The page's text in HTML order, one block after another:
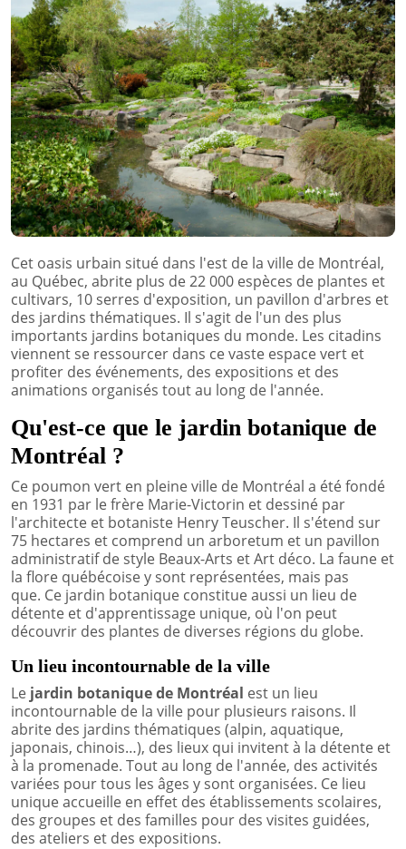
Cet oasis urbain situé dans l'est de la ville de Montréal,
au Québec, abrite plus de 22 000 espèces de plantes et
cultivars, 10 serres d'exposition, un pavillon d'arbres et
des jardins thématiques. Il s'agit de l'un des plus
importants jardins botaniques du monde. Les citadins
viennent se ressourcer dans ce vaste espace vert et
profiter des événements, des expositions et des
animations organisés tout au long de l'année.
Qu'est-ce que le jardin botanique de
Montréal ?
Ce poumon vert en pleine ville de Montréal a été fondé
en 1931 par le frère Marie-Victorin et dessiné par
l'architecte et botaniste Henry Teuscher. Il s'étend sur
75 hectares et comprend un arboretum et un pavillon
administratif de style Beaux-Arts et Art déco. La faune et
la flore québécoise y sont représentées, mais pas
que. Ce jardin botanique constitue aussi un lieu de
détente et d'apprentissage unique, où l'on peut
découvrir des plantes de diverses régions du globe.
Un lieu incontournable de la ville
Le jardin botanique de Montréal est un lieu
incontournable de la ville pour plusieurs raisons. Il
abrite des jardins thématiques (alpin, aquatique,
japonais, chinois…), des lieux qui invitent à la détente et
à la promenade. Tout au long de l'année, des activités
variées pour tous les âges y sont organisées. Ce lieu
unique accueille en effet des établissements scolaires,
des groupes et des familles pour des visites guidées,
des ateliers et des expositions.